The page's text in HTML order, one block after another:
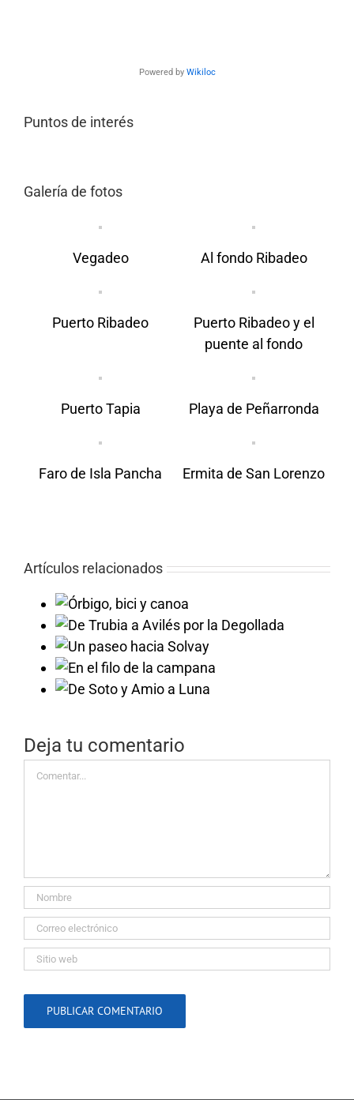
Powered by Wikiloc
Puntos de interés
Galería de fotos
Vegadeo Al fondo Ribadeo
Puerto Ribadeo
Puerto Ribadeo y el
puente al fondo
Puerto Tapia Playa de Peñarronda
Faro de Isla Pancha Ermita de San Lorenzo
Artículos relacionados
Deja tu comentario
Comentar